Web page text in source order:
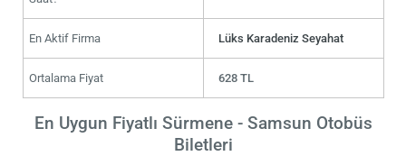
En Aktif Firma Lüks Karadeniz Seyahat
Ortalama Fiyat 628 TL
En Uygun Fiyatlı Sürmene - Samsun Otobüs
Biletleri